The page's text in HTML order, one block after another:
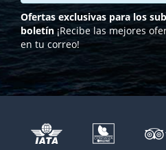
Ofertas exclusivas para los
boletín ¡Recibe las mejores
en tu correo!